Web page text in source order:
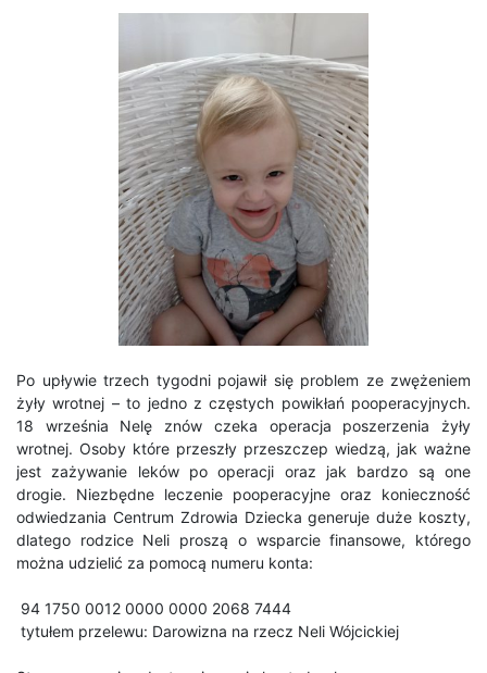
Po upływie trzech tygodni pojawił się problem ze zwężeniem
żyły wrotnej – to jedno z częstych powikłań pooperacyjnych.
18 września Nelę znów czeka operacja poszerzenia żyły
wrotnej. Osoby które przeszły przeszczep wiedzą, jak ważne
jest zażywanie leków po operacji oraz jak bardzo są one
drogie. Niezbędne leczenie pooperacyjne oraz konieczność
odwiedzania Centrum Zdrowia Dziecka generuje duże koszty,
dlatego rodzice Neli proszą o wsparcie finansowe, którego
można udzielić za pomocą numeru konta:
94 1750 0012 0000 0000 2068 7444
tytułem przelewu: Darowizna na rzecz Neli Wójcickiej